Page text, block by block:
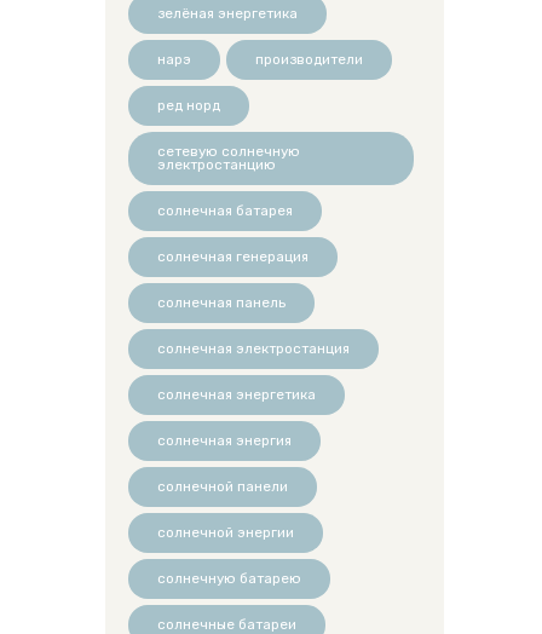
зелёная энергетика
нарэ производители
ред норд
сетевую солнечную
электростанцию
солнечная батарея
солнечная генерация
солнечная панель
солнечная электростанция
солнечная энергетика
солнечная энергия
солнечной панели
солнечной энергии
солнечную батарею
солнечные батареи